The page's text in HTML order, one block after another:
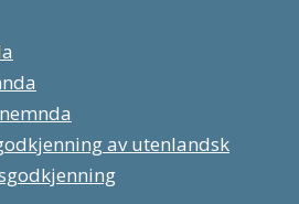
av utenlandsk